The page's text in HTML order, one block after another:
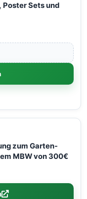
Sets und
zum Garten-
MBW von 300€